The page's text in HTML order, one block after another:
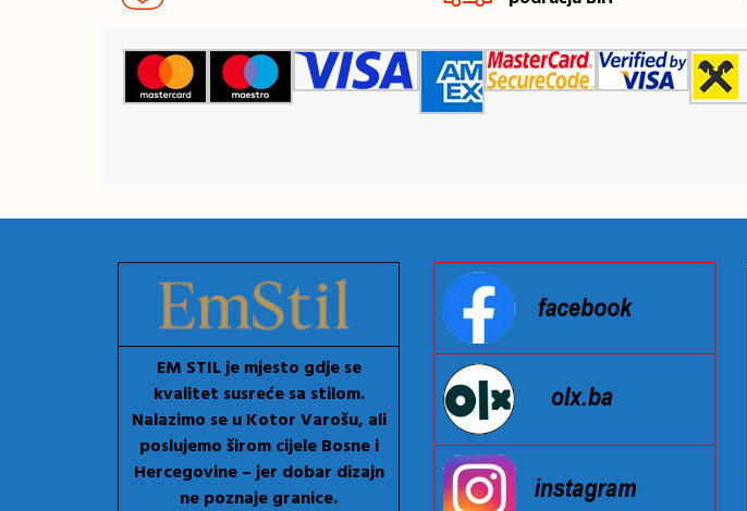
EM STIL je mjesto gdje se
kvalitet susreće sa stilom.
Nalazimo se u Kotor Varošu, ali
poslujemo širom cijele Bosne i
Hercegovine – jer dobar dizajn
ne poznaje granice.